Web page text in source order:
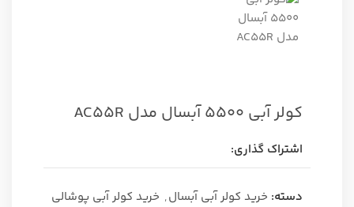
کولر آبی 5500 آبسال مدل AC55R
اشتراک گذاری:
دسته: خرید کولر آبی آبسال, خرید کولر آبی پوشالی